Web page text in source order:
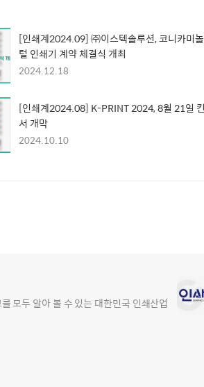
[인쇄계2024.09] ㈜이스텍솔루션, 코니카미
털 인쇄기 계약 체결식 개최
2024.12.18
[인쇄계2024.08] K-PRINT 2024, 8월 21일
서 개막
2024.10.10
모두 알아 볼 수 있는 대한민국 인쇄산업